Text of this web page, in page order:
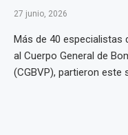
27 junio, 2026
Más de 40 especialistas
al Cuerpo General de
(CGBVP), partieron este